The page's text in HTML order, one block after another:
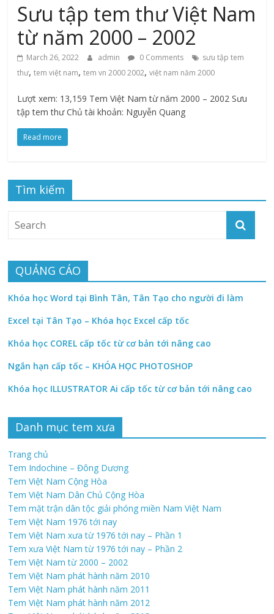
Sưu tập tem thư Việt Nam
từ năm 2000 – 2002
March 26, 2022 admin 0 Comments
sưu tập tem
thư,tem việt nam,tem vn 2000 2002,việt nam năm 2000
Lượt xem: 13,159 Tem Việt Nam từ năm 2000 – 2002 Sưu
tập tem thư Chủ tài khoản: Nguyễn Quang
Read more
Tìm kiếm
QUẢNG CÁO
Khóa học Word tại Bình Tân, Tân Tạo cho người đi làm
Excel tại Tân Tạo – Khóa học Excel cấp tốc
Khóa học COREL cấp tốc từ cơ bản tới nâng cao
Ngắn hạn cấp tốc – KHÓA HỌC PHOTOSHOP
Khóa học ILLUSTRATOR Ai cấp tốc từ cơ bản tới nâng cao
Danh mục tem xưa
Trang chủ
Tem Indochine – Đông Dương
Tem Việt Nam Cộng Hòa
Tem Việt Nam Dân Chủ Cộng Hòa
Tem mặt trận dân tộc giải phóng miền Nam Việt Nam
Tem Việt Nam 1976 tới nay
Tem Việt Nam xưa từ 1976 tới nay – Phần 1
Tem xưa Việt Nam từ 1976 tới nay – Phần 2
Tem Việt Nam từ 2000 – 2002
Tem Việt Nam phát hành năm 2010
Tem Việt Nam phát hành năm 2011
Tem Việt Nam phát hành năm 2012